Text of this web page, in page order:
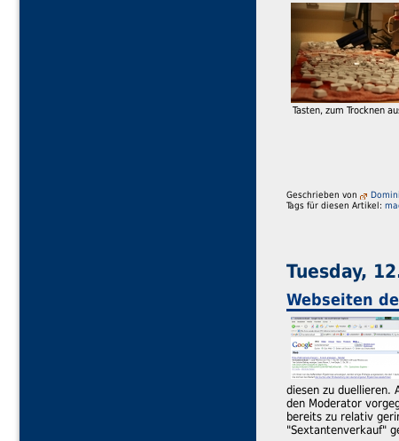
Tasten, zum Trocknen
Geschrieben von
Tags für diesen Artikel:
Tuesday,
Webseiten
diesen zu duellieren.
den Moderator
bereits zu relativ
"Sextantenverkauf"